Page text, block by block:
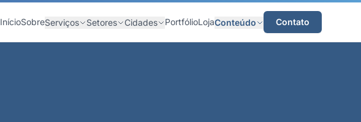
InícioSobreServiços Setores Cidades PortfólioLojaConteúdo Contato